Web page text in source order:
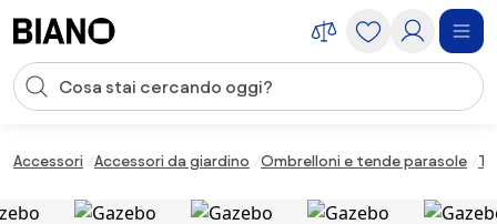
Input della ricerca
Accessori Accessori da giardino Ombrelloni e tende parasole